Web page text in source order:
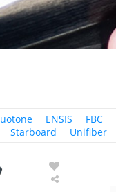
ENSIS FBC
Starboard Unifiber